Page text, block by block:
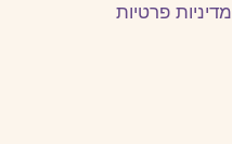
מדיניות פרטיות